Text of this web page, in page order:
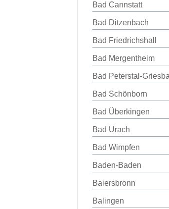
Bad Cannstatt
Bad Ditzenbach
Bad Friedrichshall
Bad Mergentheim
Bad Peterstal-
Bad Schönborn
Bad Überkingen
Bad Urach
Bad Wimpfen
Baden-Baden
Baiersbronn
Balingen